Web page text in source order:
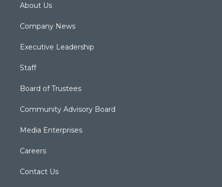
About Us
Company News
Executive Leadership
Staff
Board of Trustees
Community Advisory Board
Media Enterprises
Careers
Contact Us